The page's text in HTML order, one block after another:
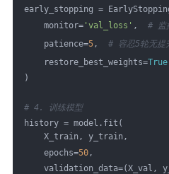
early_stopping =
monitor= 'val_loss' , # 监
patience=5, # 容忍5轮无提
restore_best_weights=True
)
# 4. 训练模型
history = model.fit(
X_train, y_train,
epochs=50,
validation_data=(X_val,